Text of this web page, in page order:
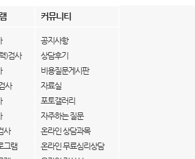
커뮤니티
)검사
사
사
그램
공지사항
상담후기
비용질문게시판
자료실
포토갤러리
자주하는 질문
온라인 상담과목
온라인 무료심리상담